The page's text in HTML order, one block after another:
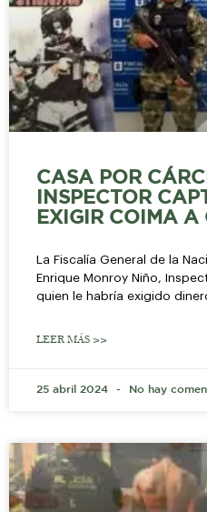
CASA POR
INSPECTOR
EXIGIR COIMA A
La Fiscalía General de la
Enrique Monroy Niño,
quien le habría exigido
LEER MÁS >>
25 abril 2024 No hay